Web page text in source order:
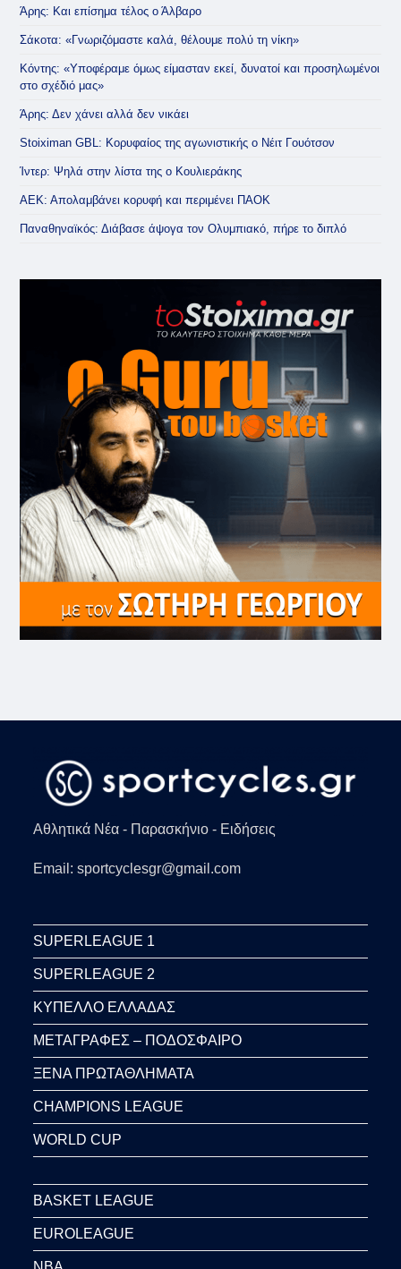
Άρης: Και επίσημα τέλος ο Άλβαρο
Σάκοτα: «Γνωριζόμαστε καλά, θέλουμε πολύ τη νίκη»
Κόντης: «Υποφέραμε όμως είμασταν εκεί, δυνατοί και προσηλωμένοι
στο σχέδιό μας»
Άρης: Δεν χάνει αλλά δεν νικάει
Stoiximan GBL: Κορυφαίος της αγωνιστικής ο Νέιτ Γουότσον
Ίντερ: Ψηλά στην λίστα της ο Κουλιεράκης
ΑΕΚ: Απολαμβάνει κορυφή και περιμένει ΠΑΟΚ
Παναθηναϊκός: Διάβασε άψογα τον Ολυμπιακό, πήρε το διπλό
Αθλητικά Νέα - Παρασκήνιο - Ειδήσεις
Email: sportcyclesgr@gmail.com
SUPERLEAGUE 1
SUPERLEAGUE 2
ΚΥΠΕΛΛΟ ΕΛΛΑΔΑΣ
ΜΕΤΑΓΡΑΦΕΣ – ΠΟΔΟΣΦΑΙΡΟ
ΞΕΝΑ ΠΡΩΤΑΘΛΗΜΑΤΑ
CHAMPIONS LEAGUE
WORLD CUP
BASKET LEAGUE
EUROLEAGUE